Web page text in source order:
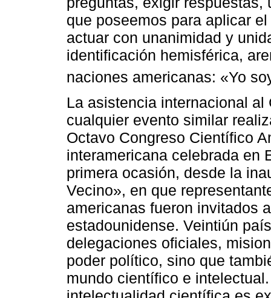
que poseemos para aplicar
actuar con unanimidad y
identificación hemisférica,
naciones americanas: «Yo
La asistencia internacional
cualquier evento similar
Octavo Congreso Científico
interamericana celebrada en
primera ocasión, desde la
Vecino», en que
americanas fueron invitados
estadounidense. Veintiún
delegaciones oficiales,
poder político, sino que
mundo científico e